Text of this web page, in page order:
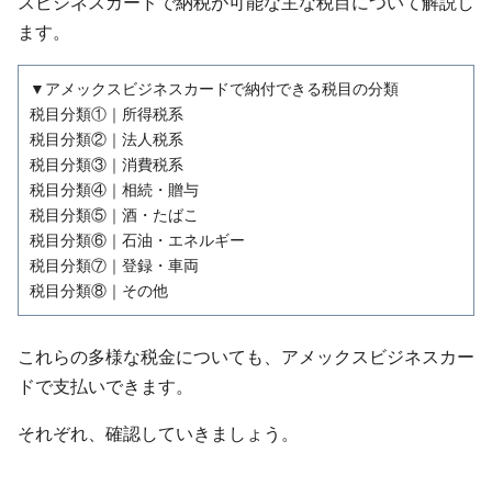
ます。
▼アメックスビジネスカードで納付できる税目の分類
税目分類①｜所得税系
税目分類②｜法人税系
税目分類③｜消費税系
税目分類④｜相続・贈与
税目分類⑤｜酒・たばこ
税目分類⑥｜石油・エネルギー
税目分類⑦｜登録・車両
税目分類⑧｜その他
これらの多様な税金についても、アメックスビジネスカー
ドで支払いできます。
それぞれ、確認していきましょう。